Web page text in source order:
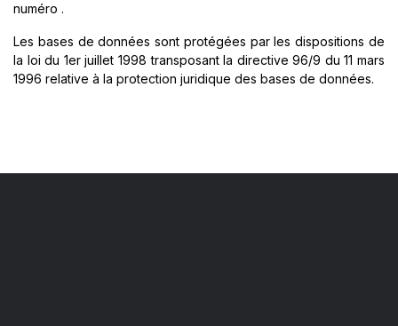
numéro .
Les bases de données sont protégées par les dispositions de
la loi du 1er juillet 1998 transposant la directive 96/9 du 11 mars
1996 relative à la protection juridique des bases de données.